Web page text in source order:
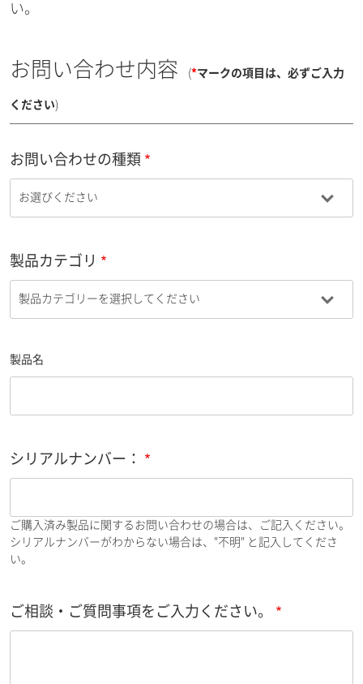
い。
お問い合わせ内容 (*マークの項目は、必ずご入力
ください)
お問い合わせの種類
製品カテゴリ
製品名
シリアルナンバー：
ご購入済み製品に関するお問い合わせの場合は、ご記入ください。
シリアルナンバーがわからない場合は、"不明" と記入してくださ
い。
ご相談・ご質問事項をご入力ください。